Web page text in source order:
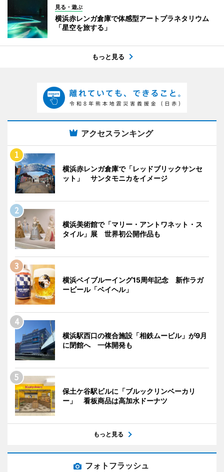
見る・遊ぶ
横浜赤レンガ倉庫で体感型アートプラネタリウム
「星空を旅する」
もっと見る
アクセスランキング
横浜赤レンガ倉庫で「レッドブリックサンセ
ット」 サンタモニカをイメージ
横浜美術館で「マリー・アントワネット・ス
タイル」展 世界初公開作品も
横浜ベイブルーイング15周年記念 新作ラガ
ービール「ベイヘル」
横浜駅西口の複合施設「相鉄ムービル」が9月
に閉館へ 一体開発も
保土ケ谷駅ビルに「ブルックリンベーカリ
ー」 看板商品は高加水ドーナツ
もっと見る
フォトフラッシュ